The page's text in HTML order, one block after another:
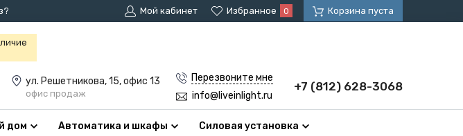
Мой кабинет Избранное 0 Корзина пуста
ул. Решетникова, 15, офис 13
офис продаж
Перезвоните мне
info@liveinlight.ru
+7 (812) 628-3068
дом Автоматика и шкафы Силовая установка